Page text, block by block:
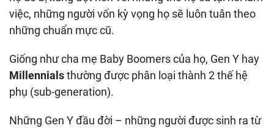
việc, những người vốn kỳ vọng họ sẽ luôn tuân theo
những chuẩn mực cũ.
Giống như cha mẹ Baby Boomers của họ, Gen Y hay
Millennialsthường được phân loại thành 2 thế hệ
phụ (sub-generation).
Những Gen Y đầu đời – những người được sinh ra từ